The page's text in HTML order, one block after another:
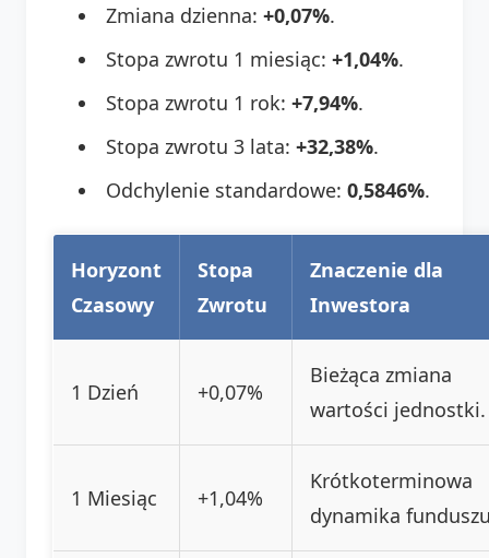
Zmiana dzienna: +0,07%.
Stopa zwrotu 1 miesiąc: +1,04%.
Stopa zwrotu 1 rok: +7,94%.
Stopa zwrotu 3 lata: +32,38%.
Odchylenie standardowe: 0,5846%.
Horyzont
Czasowy
Stopa
Zwrotu
Znaczenie dla
Inwestora
1 Dzień +0,07%
Bieżąca zmiana
wartości jednostki.
1 Miesiąc +1,04%
Krótkoterminowa
dynamika